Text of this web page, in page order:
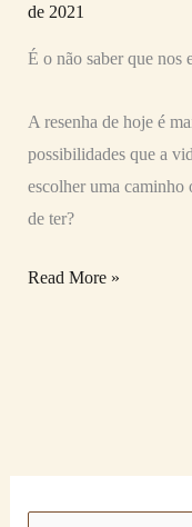
de 2021
É o não saber que nos
A resenha de hoje é
possibilidades que a
escolher uma
de ter?
Read More »